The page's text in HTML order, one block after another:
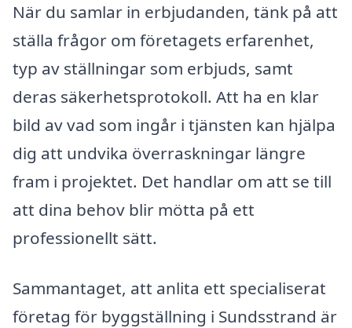
När du samlar in erbjudanden, tänk på att
ställa frågor om företagets erfarenhet,
typ av ställningar som erbjuds, samt
deras säkerhetsprotokoll. Att ha en klar
bild av vad som ingår i tjänsten kan hjälpa
dig att undvika överraskningar längre
fram i projektet. Det handlar om att se till
att dina behov blir mötta på ett
professionellt sätt.
Sammantaget, att anlita ett specialiserat
företag för byggställning i Sundsstrand är